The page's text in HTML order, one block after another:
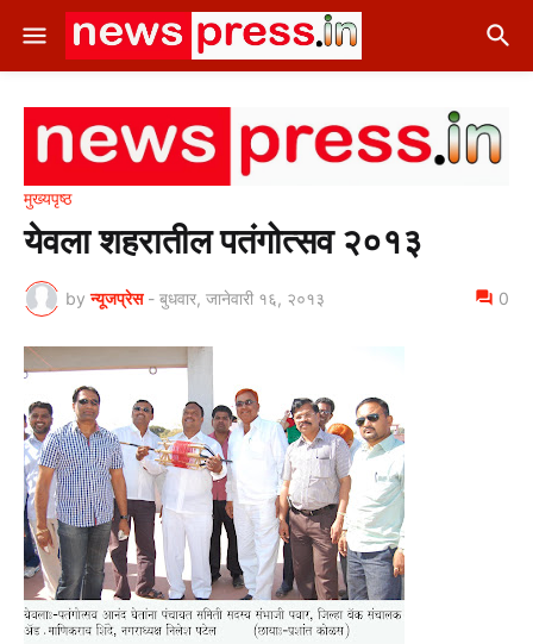
मुख्यपृष्ठ
येवला शहरातील पतंगोत्सव २०१३
by न्यूजप्रेस - बुधवार, जानेवारी १६, २०१३ 0